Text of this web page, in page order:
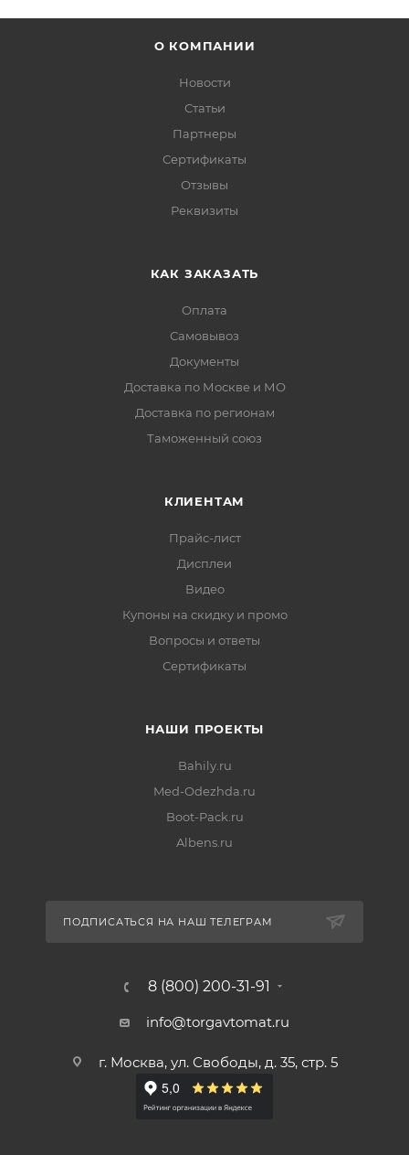
О КОМПАНИИ
Новости
Статьи
Партнеры
Сертификаты
Отзывы
Реквизиты
КАК ЗАКАЗАТЬ
Оплата
Самовывоз
Документы
Доставка по Москве и МО
Доставка по регионам
Таможенный союз
КЛИЕНТАМ
Прайс-лист
Дисплеи
Видео
Купоны на скидку и промо
Вопросы и ответы
Сертификаты
НАШИ ПРОЕКТЫ
Bahily.ru
Med-Odezhda.ru
Boot-Pack.ru
Albens.ru
ПОДПИСАТЬСЯ НА НАШ ТЕЛЕГРАМ
8 (800) 200-31-91
info@torgavtomat.ru
г. Москва, ул. Свободы, д. 35, стр. 5